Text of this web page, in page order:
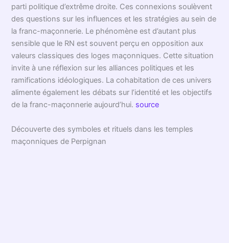
parti politique d’extrême droite. Ces connexions soulèvent
des questions sur les influences et les stratégies au sein de
la franc-maçonnerie. Le phénomène est d’autant plus
sensible que le RN est souvent perçu en opposition aux
valeurs classiques des loges maçonniques. Cette situation
invite à une réflexion sur les alliances politiques et les
ramifications idéologiques. La cohabitation de ces univers
alimente également les débats sur l’identité et les objectifs
de la franc-maçonnerie aujourd’hui. source
Découverte des symboles et rituels dans les temples
maçonniques de Perpignan